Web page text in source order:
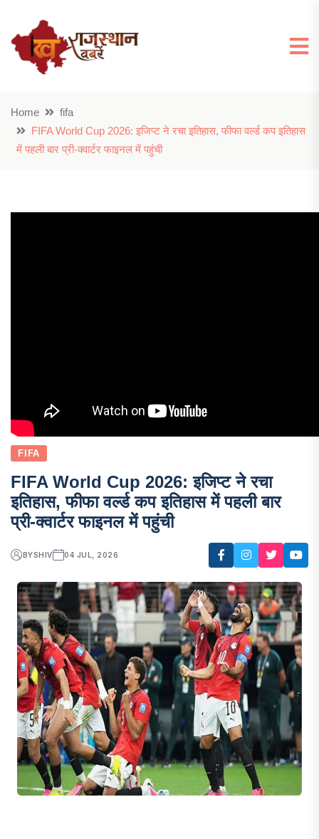
Home
fifa
FIFA World Cup 2026: इजिप्ट ने रचा इतिहास, फीफा वर्ल्ड कप इतिहास
में पहली बार प्री-क्वार्टर फाइनल में पहुंची
FIFA
FIFA World Cup 2026: इजिप्ट ने रचा
इतिहास, फीफा वर्ल्ड कप इतिहास में पहली बार
प्री-क्वार्टर फाइनल में पहुंची
BYSHIV 04 JUL, 2026